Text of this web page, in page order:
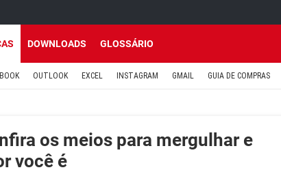
DOWNLOADS GLOSSÁRIO
OUTLOOK EXCEL INSTAGRAM GMAIL GUIA DE COMPRAS
os meios para mergulhar e
você é